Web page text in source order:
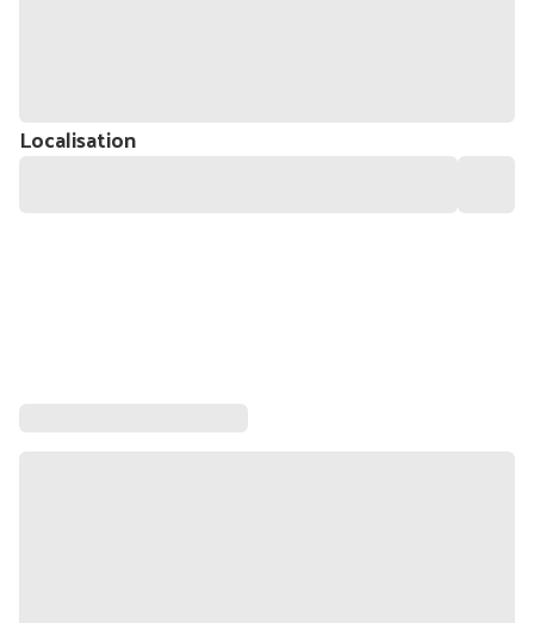
Localisation